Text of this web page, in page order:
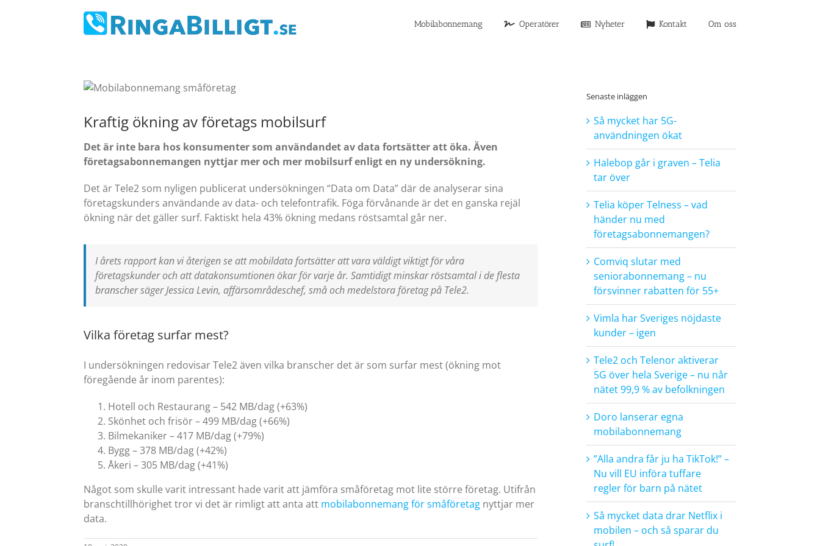
Mobilabonnemang Operatörer Nyheter Kontakt Om oss
Kraftig ökning av företags mobilsurf
Det är inte bara hos konsumenter som användandet av data fortsätter att öka. Även
företagsabonnemangen nyttjar mer och mer mobilsurf enligt en ny undersökning.
Det är Tele2 som nyligen publicerat undersökningen “Data om Data” där de analyserar sina
företagskunders användande av data- och telefontrafik. Föga förvånande är det en ganska rejäl
ökning när det gäller surf. Faktiskt hela 43% ökning medans röstsamtal går ner.
I årets rapport kan vi återigen se att mobildata fortsätter att vara väldigt viktigt för våra
företagskunder och att datakonsumtionen ökar för varje år. Samtidigt minskar röstsamtal i de flesta
branscher säger Jessica Levin, affärsområdeschef, små och medelstora företag på Tele2.
Vilka företag surfar mest?
I undersökningen redovisar Tele2 även vilka branscher det är som surfar mest (ökning mot
föregående år inom parentes):
Hotell och Restaurang – 542 MB/dag (+63%)
Skönhet och frisör – 499 MB/dag (+66%)
Bilmekaniker – 417 MB/dag (+79%)
Bygg – 378 MB/dag (+42%)
Åkeri – 305 MB/dag (+41%)
Något som skulle varit intressant hade varit att jämföra småföretag mot lite större företag. Utifrån
branschtillhörighet tror vi det är rimligt att anta att mobilabonnemang för småföretag nyttjar mer
data.
Senaste inläggen
Så mycket har 5G-
användningen ökat
Halebop går i graven – Telia
tar över
Telia köper Telness – vad
händer nu med
företagsabonnemangen?
Comviq slutar med
seniorabonnemang – nu
försvinner rabatten för 55+
Vimla har Sveriges nöjdaste
kunder – igen
Tele2 och Telenor aktiverar
5G över hela Sverige – nu når
nätet 99,9 % av befolkningen
Doro lanserar egna
mobilabonnemang
”Alla andra får ju ha TikTok!” –
Nu vill EU införa tuffare
regler för barn på nätet
Så mycket data drar Netflix i
mobilen – och så sparar du